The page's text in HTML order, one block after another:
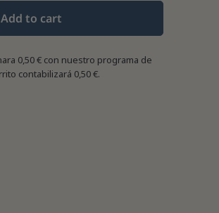
Add to cart
0,50 €con nuestro programa de
contabilizará 0,50 €.